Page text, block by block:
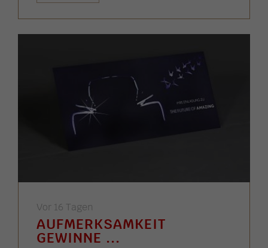
Vor 16 Tagen
AUFMERKSAMKEIT
GEWINNE ...